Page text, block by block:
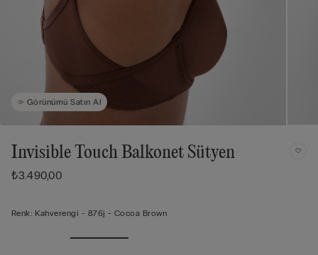
Görünümü Satın Al
Invisible Touch Balkonet Sütyen
₺3.490,00
Renk: Kahverengi - 876j - Cocoa Brown